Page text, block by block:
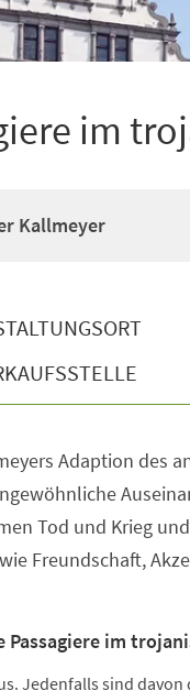
im
Kallmeyer
Adaption des
Tod und Krieg
Freundschaft,
Passagiere im
Jedenfalls sind